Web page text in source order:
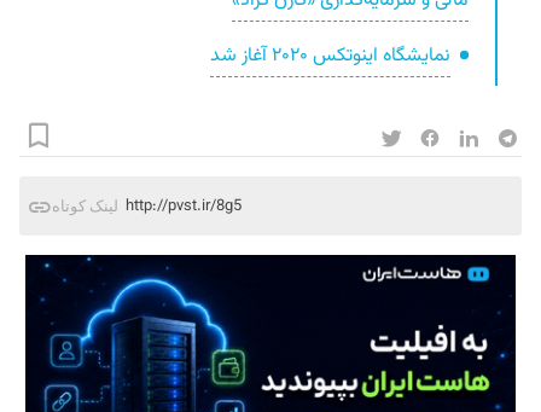
نمایشگاه اینوتکس ۲۰۲۰ آغاز شد
لینک کوتاه http://pvst.ir/8g5